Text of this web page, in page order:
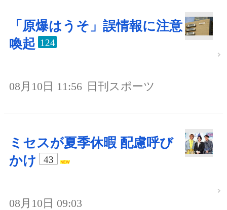
「原爆はうそ」誤情報に注意
喚起 124
08月10日 11:56 日刊スポーツ
ミセスが夏季休暇 配慮呼び
かけ
43
08月10日 09:03